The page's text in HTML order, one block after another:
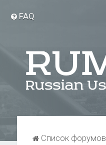
FAQ
Список форумов